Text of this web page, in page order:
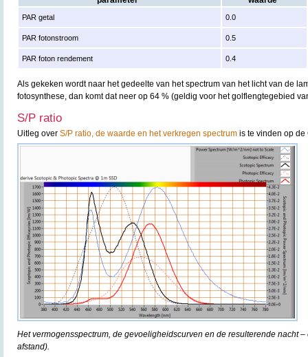
PAR getal 0.0
PAR fotonstroom 0.5
PAR foton rendement 0.4
Als gekeken wordt naar het gedeelte van het spectrum van het licht van de
fotosynthese, dan komt dat neer op 64 % (geldig voor het golflengtegebied
S/P ratio
Uitleg over S/P ratio, de waarde en het verkregen spectrum is te vinden op de
Het vermogensspectrum, de gevoeligheidscurven en de resulterende nacht
afstand).